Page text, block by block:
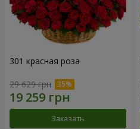
301 красная роза
29 629 грн
Заказать